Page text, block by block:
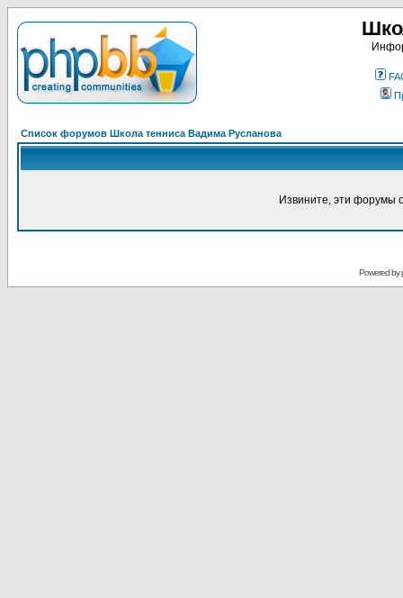
Список форумов Школа тенниса Вадима Русланова
Извините, эти форумы
Powered by